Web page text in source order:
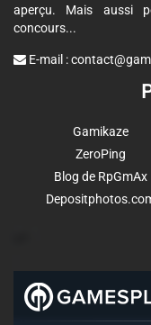
aperçu. Mais aussi
concours...
E-mail :
Gamikaze
ZeroPing
Blog de RpGmAx